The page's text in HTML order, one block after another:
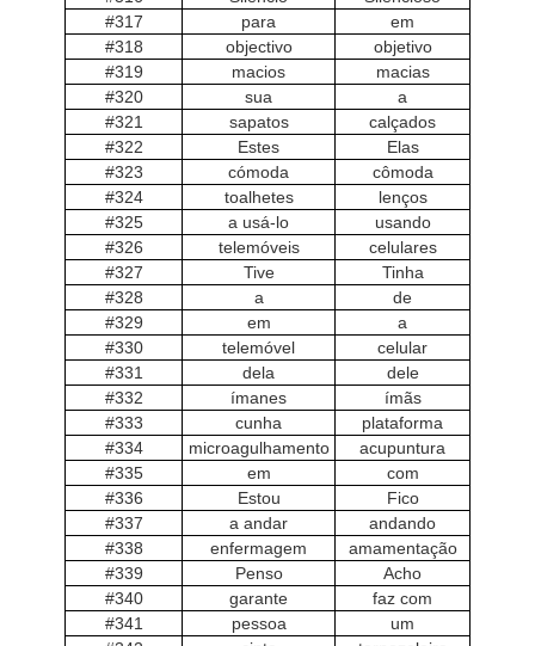
#317
para
em
#318
objectivo
objetivo
#319
macios
macias
#320
sua
a
#321
sapatos
calçados
#322
Estes
Elas
#323
cómoda
cômoda
#324
toalhetes
lenços
#325
a usá-lo
usando
#326
telemóveis
celulares
#327
Tive
Tinha
#328
a
de
#329
em
a
#330
telemóvel
celular
#331
dela
dele
#332
ímanes
ímãs
#333
cunha
plataforma
#334
microagulhamento
acupuntura
#335
em
com
#336
Estou
Fico
#337
a andar
andando
#338
enfermagem
amamentação
#339
Penso
Acho
#340
garante
faz com
#341
pessoa
um